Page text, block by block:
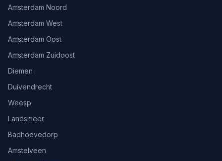
Amsterdam Noord
Amsterdam West
Amsterdam Oost
Amsterdam Zuidoost
Diemen
Duivendrecht
Weesp
Landsmeer
Badhoevedorp
Amstelveen